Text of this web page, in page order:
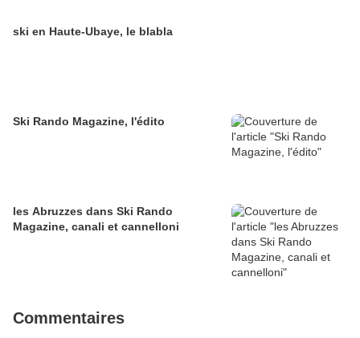
ski en Haute-Ubaye, le blabla
Ski Rando Magazine, l'édito
les Abruzzes dans Ski Rando
Magazine, canali et cannelloni
Commentaires